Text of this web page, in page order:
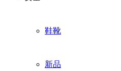
鞋靴
新品